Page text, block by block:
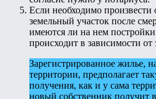
Если необходимо произвести
земельный участок после
имеются ли на нем
происходит в зависимости от
Зарегистрированное жилье,
территории, предполагает
получения, как и у сама
новый собственник получит